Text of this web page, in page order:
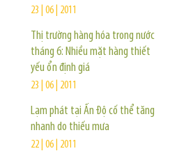
23 | 06 | 2011
Thị trường hàng hóa trong nước
tháng 6: Nhiều mặt hàng thiết
yếu ổn định giá
23 | 06 | 2011
Lạm phát tại Ấn Độ cố thể tăng
nhanh do thiếu mưa
22 | 06 | 2011